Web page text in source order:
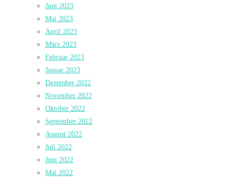
Juni 2023
Mai 2023
April 2023
März 2023
Februar 2023
Januar 2023
Dezember 2022
November 2022
Oktober 2022
September 2022
August 2022
Juli 2022
Juni 2022
Mai 2022